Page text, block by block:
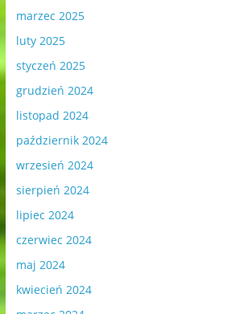
marzec 2025
luty 2025
styczeń 2025
grudzień 2024
listopad 2024
październik 2024
wrzesień 2024
sierpień 2024
lipiec 2024
czerwiec 2024
maj 2024
kwiecień 2024